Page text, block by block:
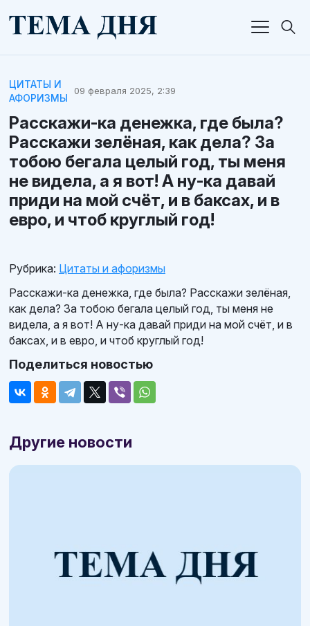
ЦИТАТЫ И
АФОРИЗМЫ
09 февраля 2025, 2:39
Расскажи-ка денежка, где была?
Расскажи зелёная, как дела? За
тобою бегала целый год, ты меня
не видела, а я вот! А ну-ка давай
приди на мой счёт, и в баксах, и в
евро, и чтоб круглый год!
Рубрика: Цитаты и афоризмы
Расскажи-ка денежка, где была? Расскажи зелёная,
как дела? За тобою бегала целый год, ты меня не
видела, а я вот! А ну-ка давай приди на мой счёт, и в
баксах, и в евро, и чтоб круглый год!
Поделиться новостью
Другие новости